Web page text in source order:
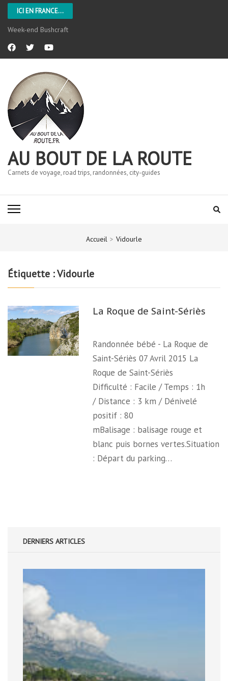
ICI EN FRANCE...
Week-end Bushcraft
AU BOUT DE LA ROUTE
Carnets de voyage, road trips, randonnées, city-guides
Accueil > Vidourle
Étiquette :Vidourle
La Roque de Saint-Sériès
Randonnée bébé - La Roque de
Saint-Sériès 07 Avril 2015 La
Roque de Saint-Sériès
Difficulté : Facile / Temps : 1h
/ Distance : 3 km / Dénivelé
positif : 80
mBalisage : balisage rouge et
blanc puis bornes vertes.Situation
: Départ du parking…
DERNIERS ARTICLES